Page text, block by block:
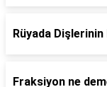
Rüyada
Fraksiyon ne